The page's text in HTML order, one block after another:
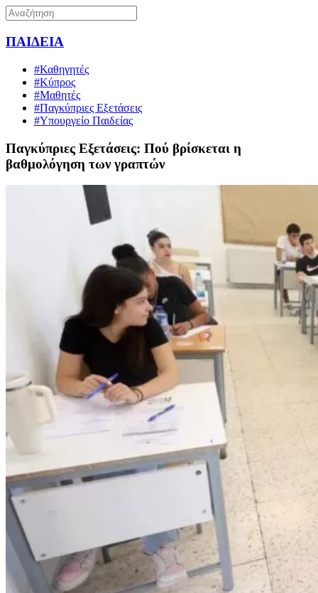
ΠΑΙΔΕΙΑ
#Καθηγητές
#Κύπρος
#Μαθητές
#Παγκύπριες Εξετάσεις
#Υπουργείο Παιδείας
Παγκύπριες Εξετάσεις: Πού βρίσκεται η
βαθμολόγηση των γραπτών